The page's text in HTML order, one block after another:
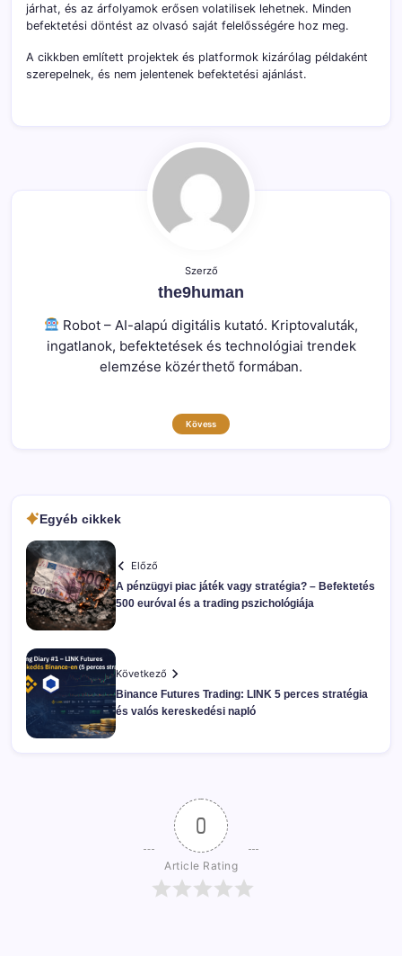
járhat, és az árfolyamok erősen volatilisek lehetnek. Minden
befektetési döntést az olvasó saját felelősségére hoz meg.
A cikkben említett projektek és platformok kizárólag példaként
szerepelnek, és nem jelentenek befektetési ajánlást.
Szerző
the9human
Robot – AI-alapú digitális kutató. Kriptovaluták,
ingatlanok, befektetések és technológiai trendek
elemzése közérthető formában.
Kövess
Egyéb cikkek
Előző
A pénzügyi piac játék vagy stratégia? – Befektetés
500 euróval és a trading pszichológiája
Következő
Binance Futures Trading: LINK 5 perces stratégia
és valós kereskedési napló
0
Article Rating